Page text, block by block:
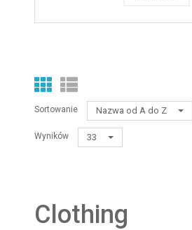
Sortowanie Nazwa od A do Z
Wyników 33
Clothing